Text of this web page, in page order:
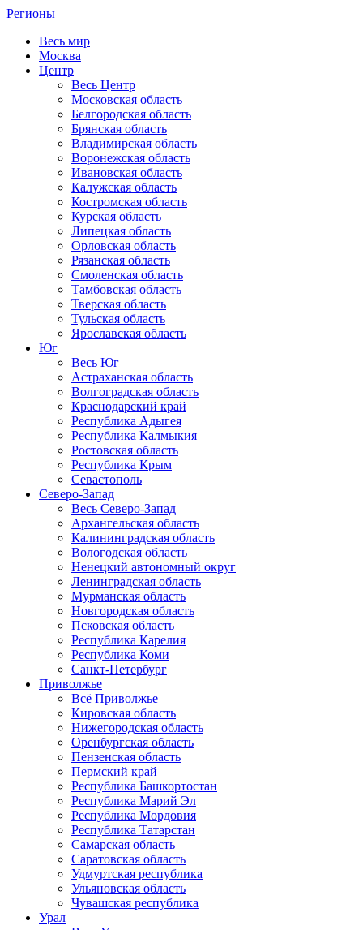
Регионы
Весь мир
Москва
Центр
Весь Центр
Московская область
Белгородская область
Брянская область
Владимирская область
Воронежская область
Ивановская область
Калужская область
Костромская область
Курская область
Липецкая область
Орловская область
Рязанская область
Смоленская область
Тамбовская область
Тверская область
Тульская область
Ярославская область
Юг
Весь Юг
Астраханская область
Волгоградская область
Краснодарский край
Республика Адыгея
Республика Калмыкия
Ростовская область
Республика Крым
Севастополь
Северо-Запад
Весь Северо-Запад
Архангельская область
Калининградская область
Вологодская область
Ненецкий автономный округ
Ленинградская область
Мурманская область
Новгородская область
Псковская область
Республика Карелия
Республика Коми
Санкт-Петербург
Приволжье
Всё Приволжье
Кировская область
Нижегородская область
Оренбургская область
Пензенская область
Пермский край
Республика Башкортостан
Республика Марий Эл
Республика Мордовия
Республика Татарстан
Самарская область
Саратовская область
Удмуртская республика
Ульяновская область
Чувашская республика
Урал